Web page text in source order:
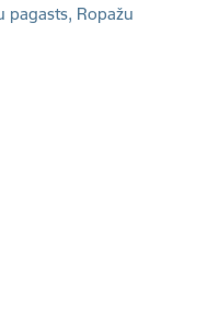
pagasts, Ropažu